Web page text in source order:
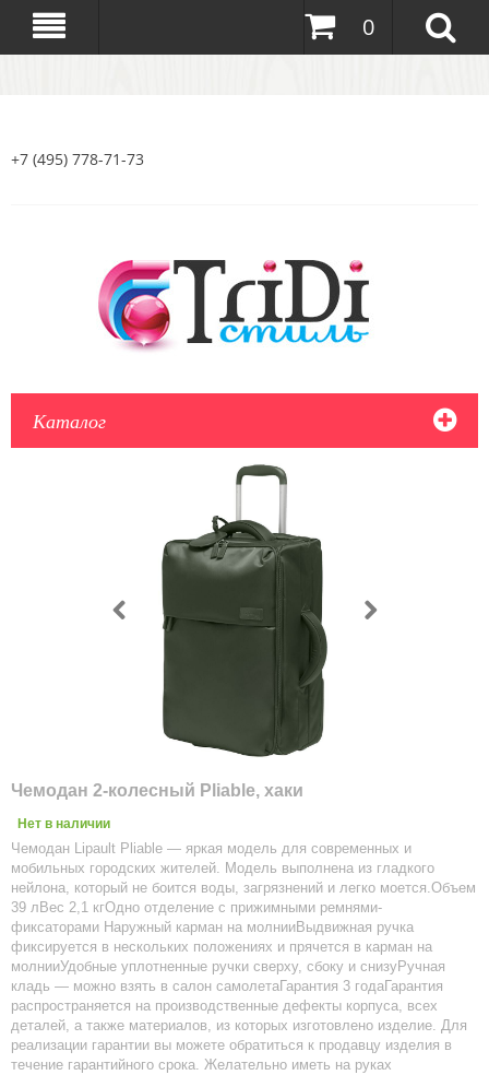
0
+7 (495) 778-71-73
Каталог
Чемодан 2-колесный Pliable, хаки
Нет в наличии
Чемодан Lipault Pliable — яркая модель для современных и
мобильных городских жителей. Модель выполнена из гладкого
нейлона, который не боится воды, загрязнений и легко моется.Объем
39 лВес 2,1 кгОдно отделение с прижимными ремнями-
фиксаторами Наружный карман на молнииВыдвижная ручка
фиксируется в нескольких положениях и прячется в карман на
молнииУдобные уплотненные ручки сверху, сбоку и снизуРучная
кладь — можно взять в салон самолетаГарантия 3 годаГарантия
распространяется на производственные дефекты корпуса, всех
деталей, а также материалов, из которых изготовлено изделие. Для
реализации гарантии вы можете обратиться к продавцу изделия в
течение гарантийного срока. Желательно иметь на руках